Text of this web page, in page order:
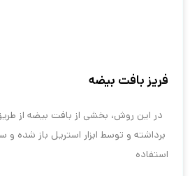
فریز بافت بیضه
برداشته و توسط ابزار استریل باز شده
استفاده